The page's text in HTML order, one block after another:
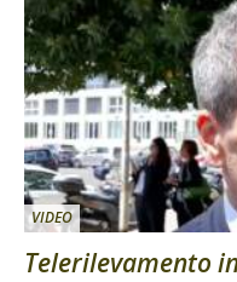
VIDEO
Telerilevamento